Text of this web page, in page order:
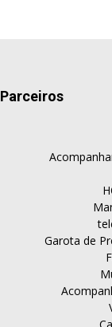
Parceiros
Garota de